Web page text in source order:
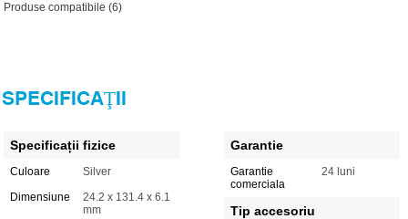
Produse compatibile (6)
SPECIFICAŢII
Specificații fizice
Culoare
Silver
Dimensiune
24.2 x 131.4 x 6.1
mm
Garantie
Garantie
comerciala
24 luni
Tip accesoriu